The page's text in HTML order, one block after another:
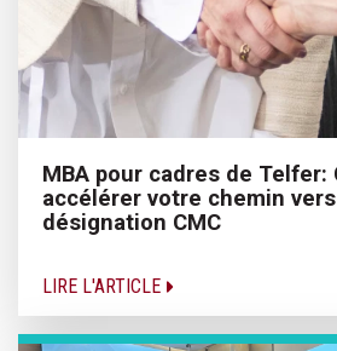
MBA pour cadres de Telfer:
accélérer votre chemin
désignation CMC
LIRE L'ARTICLE